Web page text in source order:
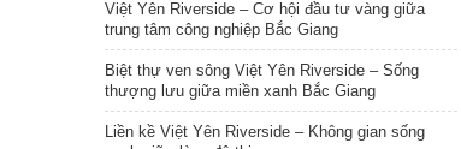
Việt Yên Riverside – Cơ hội đầu tư vàng giữa
trung tâm công nghiệp Bắc Giang
Biệt thự ven sông Việt Yên Riverside – Sống
thượng lưu giữa miền xanh Bắc Giang
Liền kề Việt Yên Riverside – Không gian sống